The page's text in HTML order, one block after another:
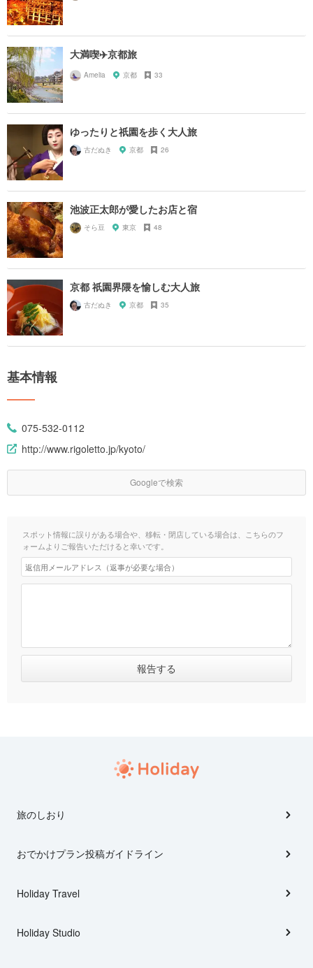
大満喫✈️京都旅
Amelia 京都 33
ゆったりと祇園を歩く大人旅
古だぬき 京都 26
池波正太郎が愛したお店と宿
そら豆 東京 48
京都 祇園界隈を愉しむ大人旅
古だぬき 京都 35
基本情報
075-532-0112
http://www.rigoletto.jp/kyoto/
Googleで検索
スポット情報に誤りがある場合や、移転・閉店している場合は、こちらのフ
ォームよりご報告いただけると幸いです。
旅のしおり
おでかけプラン投稿ガイドライン
Holiday Travel
Holiday Studio